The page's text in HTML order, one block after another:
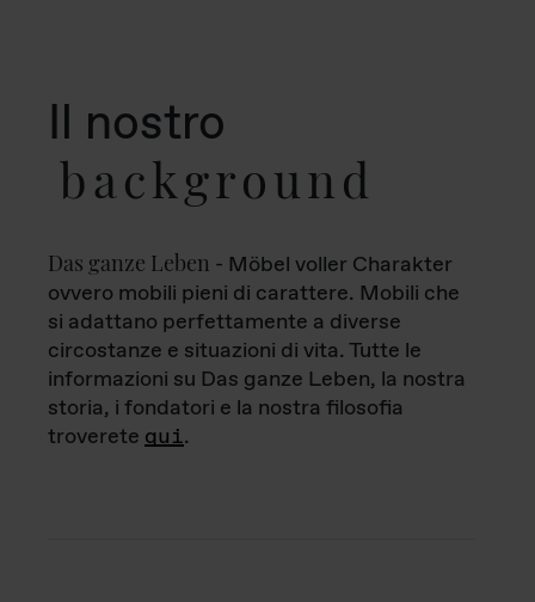
Il nostro
background
Das ganze Leben - Möbel voller Charakter
ovvero mobili pieni di carattere. Mobili che
si adattano perfettamente a diverse
circostanze e situazioni di vita. Tutte le
informazioni su Das ganze Leben, la nostra
storia, i fondatori e la nostra filosofia
troverete qui.